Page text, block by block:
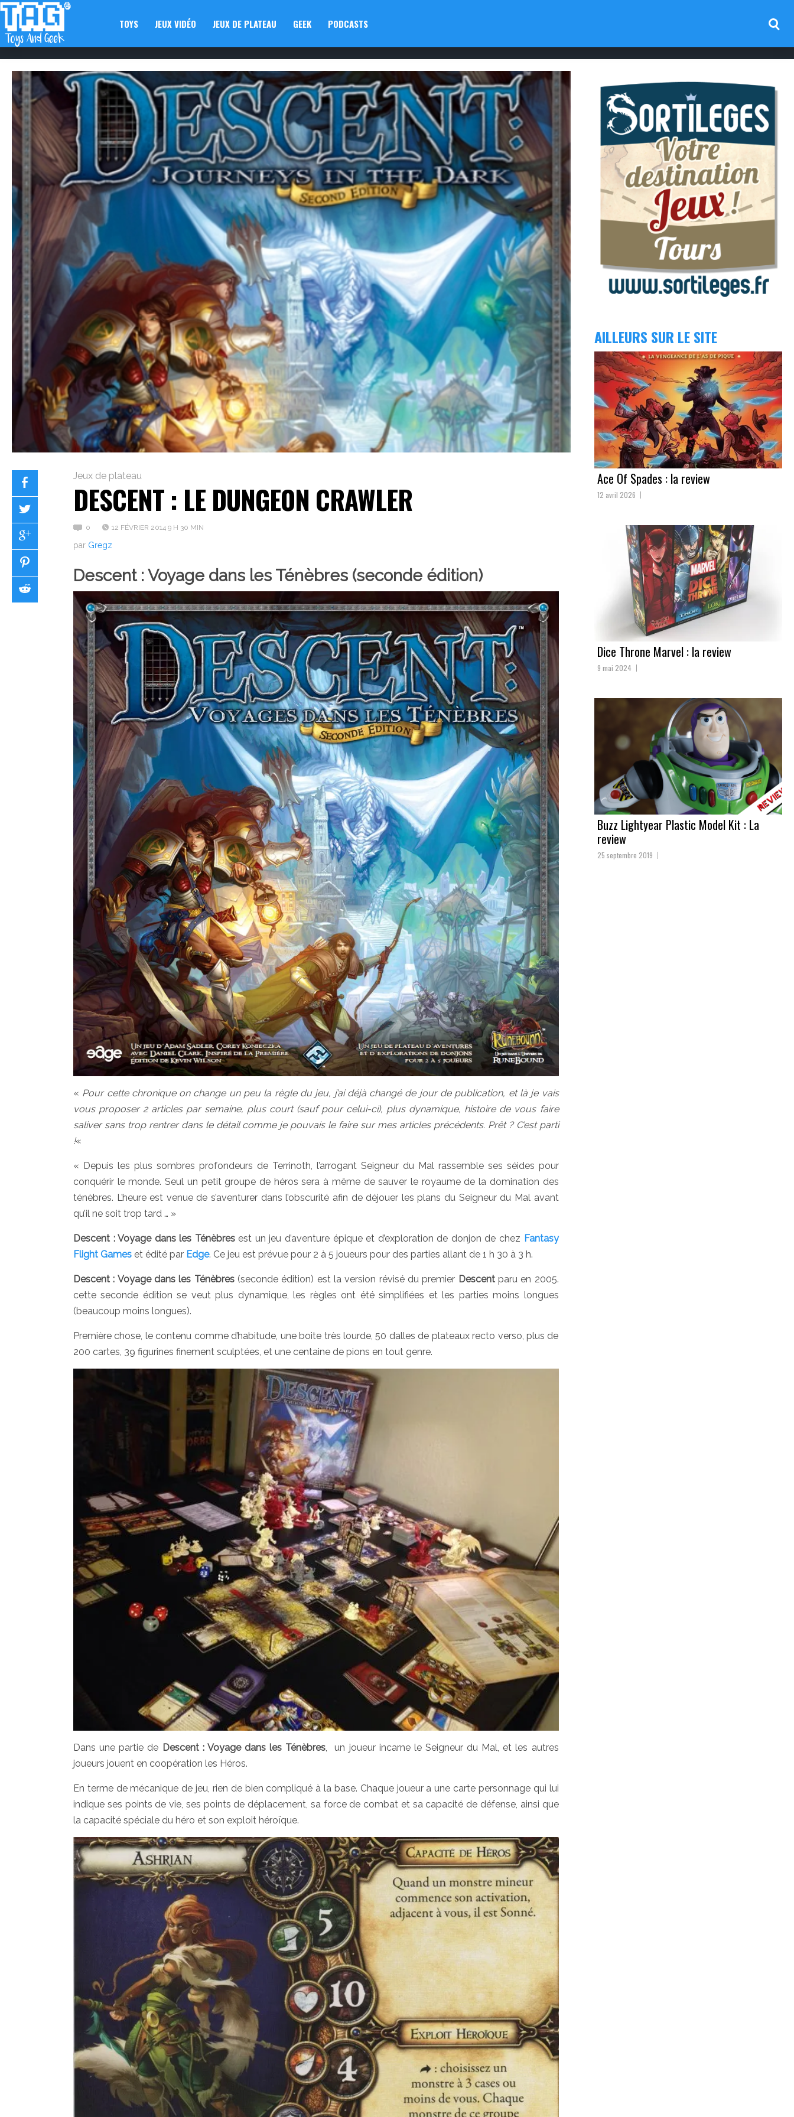
TOYS JEUX VIDÉO JEUX DE PLATEAU GEEK PODCASTS
Jeux de plateau
DESCENT : LE DUNGEON CRAWLER
0 12 FÉVRIER 2014 9 H 30 MIN
par Gregz
Descent : Voyage dans les Ténèbres (seconde édition)
« Pour cette chronique on change un peu la règle du jeu, j’ai déjà changé de jour de publication, et là je vais
vous proposer 2 articles par semaine, plus court (sauf pour celui-ci), plus dynamique, histoire de vous faire
saliver sans trop rentrer dans le détail comme je pouvais le faire sur mes articles précédents. Prêt ? C’est parti
!«
« Depuis les plus sombres profondeurs de Terrinoth, l’arrogant Seigneur du Mal rassemble ses séides pour
conquérir le monde. Seul un petit groupe de héros sera à même de sauver le royaume de la domination des
ténèbres. L’heure est venue de s’aventurer dans l’obscurité afin de déjouer les plans du Seigneur du Mal avant
qu’il ne soit trop tard … »
Descent : Voyage dans les Ténèbresest un jeu d’aventure épique et d’exploration de donjon de chez Fantasy
Flight Games et édité par Edge. Ce jeu est prévue pour 2 à 5 joueurs pour des parties allant de 1 h 30 à 3 h.
Descent : Voyage dans les Ténèbres(seconde édition) est la version révisé du premier Descentparu en 2005.
cette seconde édition se veut plus dynamique, les règles ont été simplifiées et les parties moins longues
(beaucoup moins longues).
Première chose, le contenu comme d’habitude, une boite très lourde, 50 dalles de plateaux recto verso, plus de
200 cartes, 39 figurines finement sculptées, et une centaine de pions en tout genre.
Dans une partie de Descent : Voyage dans les Ténèbres, un joueur incarne le Seigneur du Mal, et les autres
joueurs jouent en coopération les Héros.
En terme de mécanique de jeu, rien de bien compliqué à la base. Chaque joueur a une carte personnage qui lui
indique ses points de vie, ses points de déplacement, sa force de combat et sa capacité de défense, ainsi que
la capacité spéciale du héro et son exploit héroïque.
AILLEURS SUR LE SITE
Ace Of Spades : la review
12 avril 2026
Dice Throne Marvel : la review
9 mai 2024
Buzz Lightyear Plastic Model Kit : La
review
25 septembre 2019